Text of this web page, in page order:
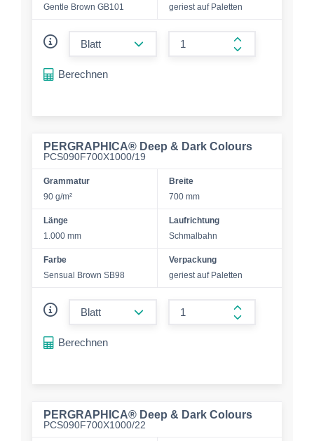
Gentle Brown GB101
geriest auf Paletten
form.increase-
Berechnen
PERGRAPHICA® Deep & Dark Colours
PCS090F700X1000/19
Grammatur
90 g/m²
Breite
700 mm
Länge
1.000 mm
Laufrichtung
Schmalbahn
Farbe
Sensual Brown SB98
Verpackung
geriest auf Paletten
form.increase-
Berechnen
PERGRAPHICA® Deep & Dark Colours
PCS090F700X1000/22